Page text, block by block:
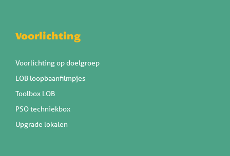
Voorlichting
Voorlichting op doelgroep
LOB loopbaanfilmpjes
Toolbox LOB
PSO techniekbox
Upgrade lokalen